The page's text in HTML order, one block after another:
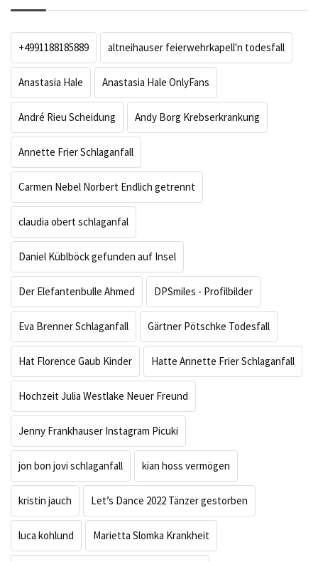
+4991188185889 altneihauser feierwehrkapell'n todesfall
Anastasia Hale Anastasia Hale OnlyFans
André Rieu Scheidung Andy Borg Krebserkrankung
Annette Frier Schlaganfall
Carmen Nebel Norbert Endlich getrennt
claudia obert schlaganfal
Daniel Küblböck gefunden auf Insel
Der Elefantenbulle Ahmed DPSmiles - Profilbilder
Eva Brenner Schlaganfall Gärtner Pötschke Todesfall
Hat Florence Gaub Kinder Hatte Annette Frier Schlaganfall
Hochzeit Julia Westlake Neuer Freund
Jenny Frankhauser Instagram Picuki
jon bon jovi schlaganfall kian hoss vermögen
kristin jauch Let’s Dance 2022 Tänzer gestorben
luca kohlund Marietta Slomka Krankheit